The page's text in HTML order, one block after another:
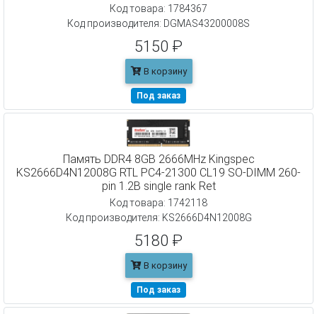
Код товара: 1784367
Код производителя: DGMAS43200008S
5150 ₽
В корзину
Под заказ
Память DDR4 8GB 2666MHz Kingspec
KS2666D4N12008G RTL PC4-21300 CL19 SO-DIMM 260-
pin 1.2В single rank Ret
Код товара: 1742118
Код производителя: KS2666D4N12008G
5180 ₽
В корзину
Под заказ